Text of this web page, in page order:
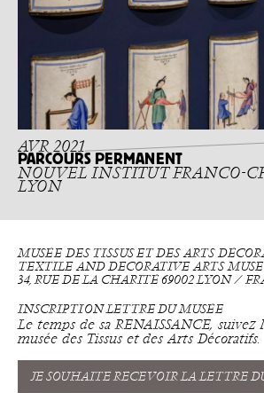
AVR 2021
PARCOURS PERMANENT
NOUVEL INSTITUT FRANCO-
LYON
MUSÉE DES TISSUS ET DES ARTS
TEXTILE AND DECORATIVE ARTS
34, RUE DE LA CHARITÉ 69002 LYON ⁄
INSCRIPTION LETTRE DU MUSÉE
Le temps de sa RENAISSANCE, suivez
musée des Tissus et des Arts Décoratifs.
JE SOUHAITE RECEVOIR LA LETTRE